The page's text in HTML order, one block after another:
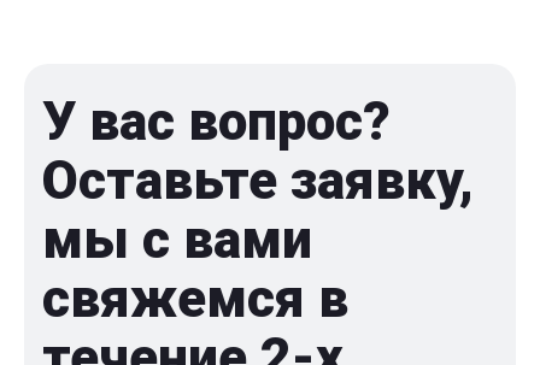
У вас вопрос?
Оставьте заявку,
мы с вами
свяжемся в